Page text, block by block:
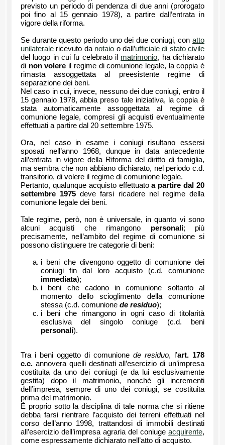
previsto un periodo di pendenza di due anni (prorogato
poi fino al 15 gennaio 1978), a partire dall’entrata in
vigore della riforma.
Se durante questo periodo uno dei due coniugi, con atto
unilaterale ricevuto da notaio o dall’ufficiale di stato civile
del luogo in cui fu celebrato il matrimonio, ha dichiarato
di non volere il regime di comunione legale, la coppia è
rimasta assoggettata al preesistente regime di
separazione dei beni.
Nel caso in cui, invece, nessuno dei due coniugi, entro il
15 gennaio 1978, abbia preso tale iniziativa, la coppia è
stata automaticamente assoggettata al regime di
comunione legale, compresi gli acquisti eventualmente
effettuati a partire dal 20 settembre 1975.
Ora, nel caso in esame i coniugi risultano essersi
sposati nell’anno 1968, dunque in data antecedente
all’entrata in vigore della Riforma del diritto di famiglia,
ma sembra che non abbiano dichiarato, nel periodo c.d.
transitorio, di volere il regime di comunione legale.
Pertanto, qualunque acquisto effettuatoa partire dal 20
settembre 1975 deve farsi ricadere nel regime della
comunione legale dei beni.
Tale regime, però, non è universale, in quanto vi sono
alcuni acquisti che rimangono personali; più
precisamente, nell’ambito del regime di comunione si
possono distinguere tre categorie di beni:
i beni che divengono oggetto di comunione dei
coniugi fin dal loro acquisto (c.d. comunione
immediata);
i beni che cadono in comunione soltanto al
momento dello scioglimento della comunione
stessa (c.d. comunione de residuo);
i beni che rimangono in ogni caso di titolarità
esclusiva del singolo coniuge (c.d. beni
personali).
Tra i beni oggetto di comunione de residuo, l’art. 178
c.c. annovera quelli destinati all’esercizio di un’impresa
costituita da uno dei coniugi (e da lui esclusivamente
gestita) dopo il matrimonio, nonché gli incrementi
dell’impresa, sempre di uno dei coniugi, se costituita
prima del matrimonio.
È proprio sotto la disciplina di tale norma che si ritiene
debba farsi rientrare l’acquisto dei terreni effettuati nel
corso dell’anno 1998, trattandosi di immobili destinati
all’esercizio dell’impresa agraria del coniuge acquirente,
come espressamente dichiarato nell’atto di acquisto.